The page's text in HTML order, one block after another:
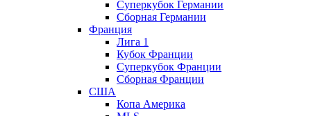
Суперкубок Германии
Сборная Германии
Франция
Лига 1
Кубок Франции
Суперкубок Франции
Сборная Франции
США
Копа Америка